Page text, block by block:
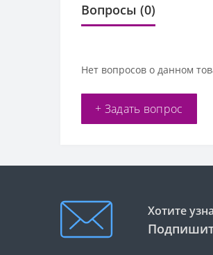
Вопросы (0)
Нет вопросов о данном
+ Задать вопрос
Хотите